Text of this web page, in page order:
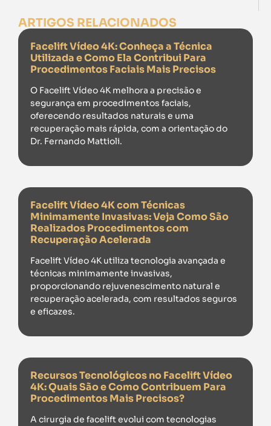
ARTIGOS RELACIONADOS
Facelift Vídeo 4K: Conheça a Técnica
Utilizada e Como Ela Contribui Para
Procedimentos Faciais Mais Precisos
O Facelift Vídeo 4K melhora a precisão e
segurança em procedimentos faciais,
oferecendo resultados naturais e uma
recuperação mais rápida, com a orientação do
Dr. Fernando Mattioli.
Facelift Vídeo 4K com Técnicas
Minimamente Invasivas: Veja Como São
Realizados Procedimentos com
Recuperação Acelerada
Facelift Vídeo 4K utiliza tecnologia avançada e
técnicas minimamente invasivas,
proporcionando rejuvenescimento natural e
recuperação acelerada, com resultados seguros
e eficazes.
Recursos Tecnológicos no Facelift Vídeo
4K: Quais São e Como Contribuem Para
Procedimentos Mais Precisos?
A cirurgia de facelift evolui com tecnologias